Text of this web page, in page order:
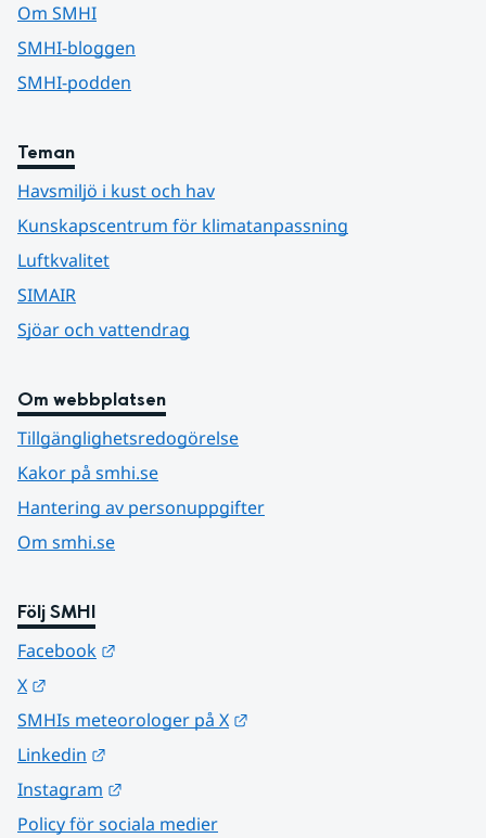
Om SMHI
SMHI-bloggen
SMHI-podden
Teman
Havsmiljö i kust och hav
Kunskapscentrum för klimatanpassning
Luftkvalitet
SIMAIR
Sjöar och vattendrag
Om webbplatsen
Tillgänglighetsredogörelse
Kakor på smhi.se
Hantering av personuppgifter
Om smhi.se
Följ SMHI
Facebook
X
SMHIs meteorologer på X
Linkedin
Instagram
Policy för sociala medier